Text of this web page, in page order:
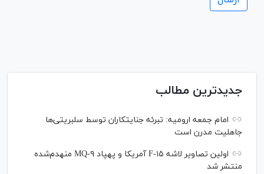
جدیدترین مطالب
امام جمعه ارومیه: تبرئه جنایتکاران توسط سلبریتی‌ها
جاهلیت مدرن است
اولین تصاویر لاشه F-۱۵ آمریکا و پهپاد MQ-۹ منهدم‌شده
منتشر شد